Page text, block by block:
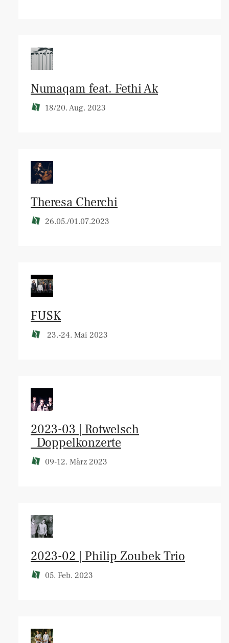
Numaqam feat. Fethi Ak
18/20. Aug. 2023
Theresa Cherchi
26.05./01.07.2023
FUSK
23.-24. Mai 2023
2023-03 | Rotwelsch
_Doppelkonzerte
09-12. März 2023
2023-02 | Philip Zoubek Trio
05. Feb. 2023